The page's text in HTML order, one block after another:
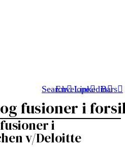
SearchEnvelopeLinkedinBars
fusioner i
i
v/Deloitte